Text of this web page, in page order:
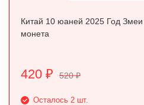
Китай 10 юаней 2025 Год Змеи
монета
420 ₽ 520₽
Осталось 2 шт.